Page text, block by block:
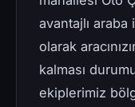
avantajlı
olarak
kalması
ekiplerimiz